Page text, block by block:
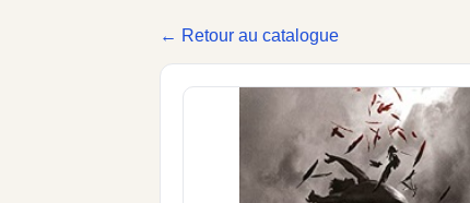
← Retour au catalogue